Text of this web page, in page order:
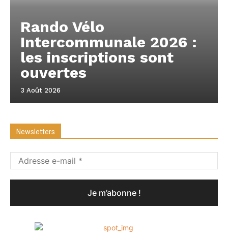
Rando Vélo
Intercommunale 2026 :
les inscriptions sont
ouvertes
3 Août 2026
Newsletters